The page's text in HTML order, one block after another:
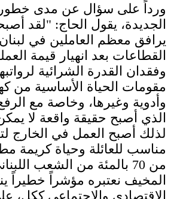
ورداً على سؤال عن مدى
الجديدة، يقول الحاج: "لقد
يرافق معظم العاملين في
القطاعات بعد انهيار قيمة
وفقدان القدرة الشرائية
مقومات الحياة الأساسية من
وأدوية وغيرها، وخاصة مع
الذي أصبح حقيقة واقعة لا
لذلك أصبح العمل في الخارج
مناسب للعائلة وحياة كريمة
من 70 بالمئة من الشعب
المخيف نعتبره مؤشراً خطيراً
الاقتصادي والاجتماعي ككل،